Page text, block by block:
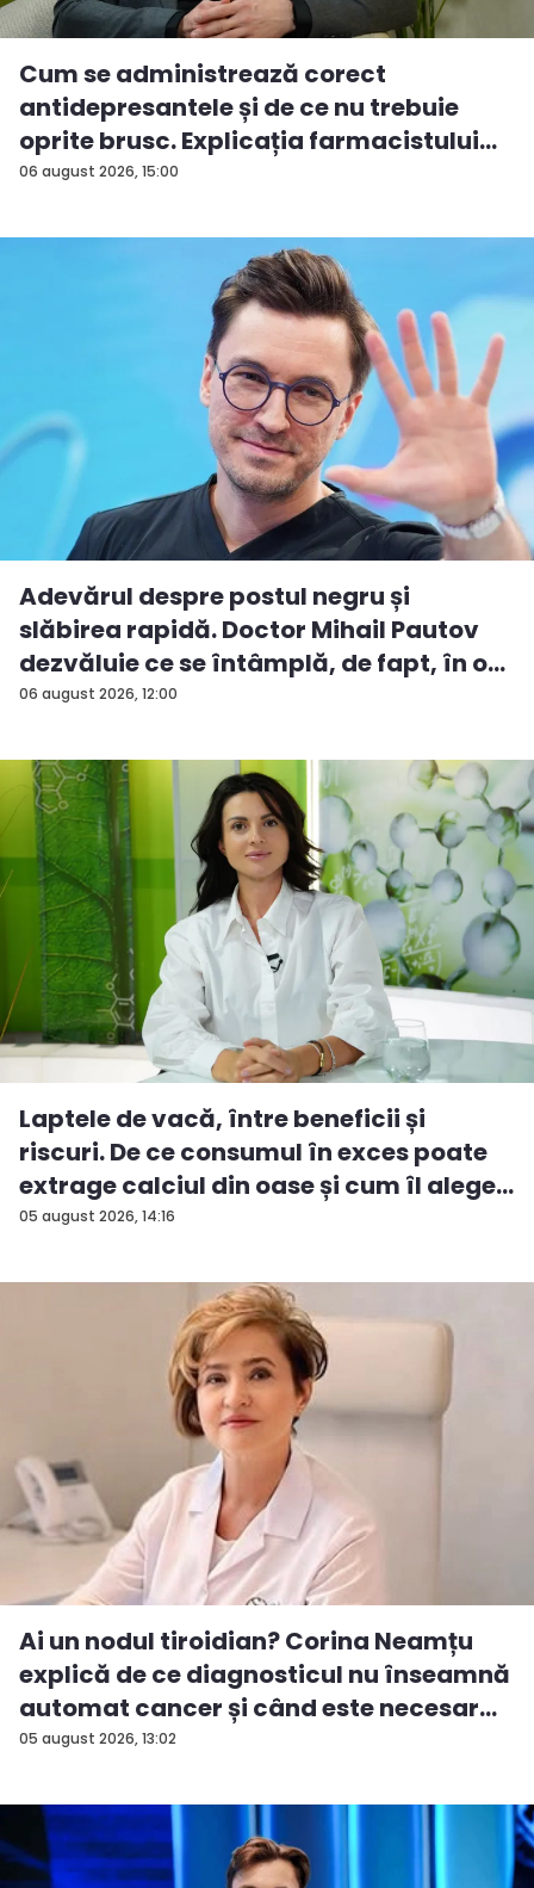
06 august 2026, 15:00
Cum se administrează corect
antidepresantele și de ce nu trebuie
oprite brusc. Explicația farmacistului
C...
06 august 2026, 12:00
Adevărul despre postul negru și
slăbirea rapidă. Doctor Mihail Pautov
dezvăluie ce se întâmplă, de fapt, în o...
05 august 2026, 14:16
Laptele de vacă, între beneficii și
riscuri. De ce consumul în exces poate
extrage calciul din oase și cum îl alege...
05 august 2026, 13:02
Ai un nodul tiroidian? Corina Neamțu
explică de ce diagnosticul nu înseamnă
automat cancer și când este necesar...